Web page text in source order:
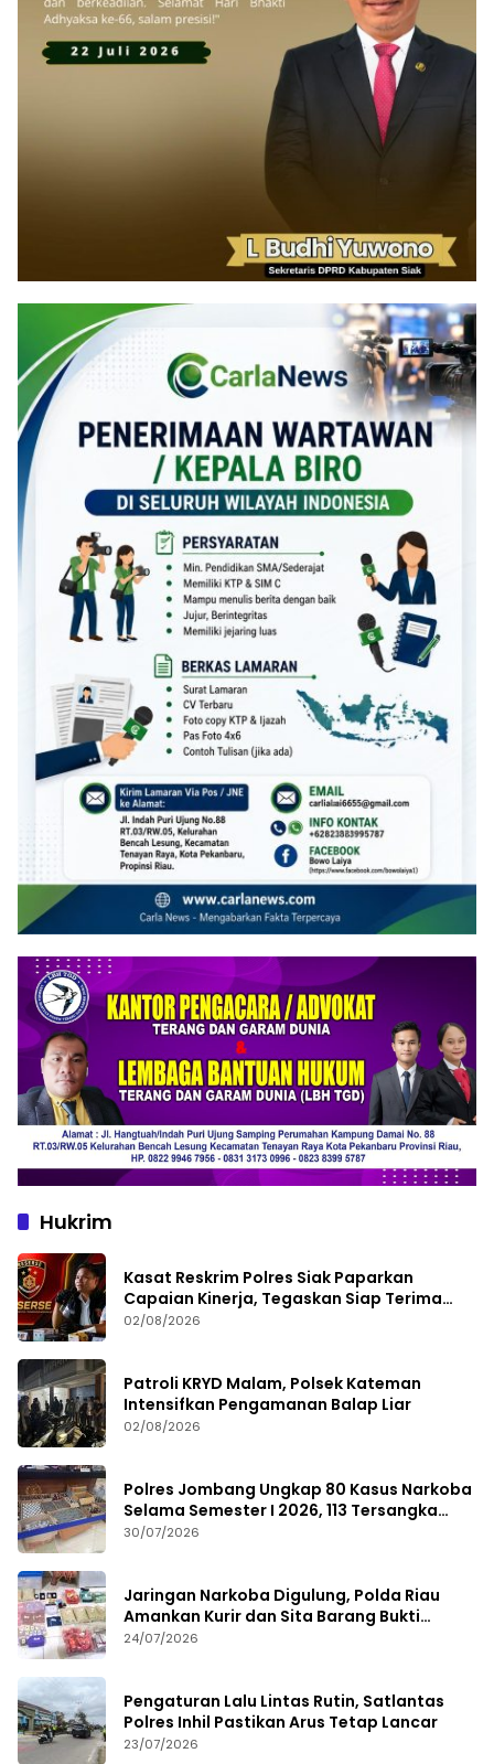
Hukrim
Kasat Reskrim Polres Siak Paparkan
Capaian Kinerja, Tegaskan Siap Terima
Kritik dan Evaluasi
02/08/2026
Patroli KRYD Malam, Polsek Kateman
Intensifkan Pengamanan Balap Liar
02/08/2026
Polres Jombang Ungkap 80 Kasus Narkoba
Selama Semester I 2026, 113 Tersangka
Diamankan
30/07/2026
Jaringan Narkoba Digulung, Polda Riau
Amankan Kurir dan Sita Barang Bukti
Bernilai Fantastis
24/07/2026
Pengaturan Lalu Lintas Rutin, Satlantas
Polres Inhil Pastikan Arus Tetap Lancar
23/07/2026